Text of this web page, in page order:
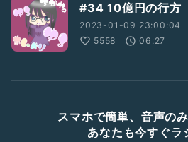
#34 10億円の行方
2023-01-09 23:00:04
5558
06:27
スマホで簡単、音声の
あなたも今すぐラ